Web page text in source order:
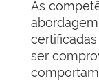
As
ser